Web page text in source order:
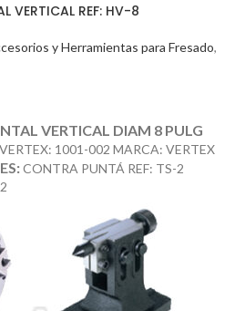
VERTICAL REF: HV-8
y Herramientas para Fresado,
VERTICAL DIAM 8 PULG
1001-002 MARCA: VERTEX
CONTRA PUNTÁ REF: TS-2